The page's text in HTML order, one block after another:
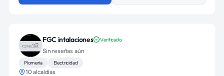
FGC intalaciones Verificado
Sin reseñas aún
Plomería Electricidad
10 alcaldías